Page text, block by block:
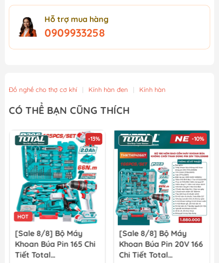
Hỗ trợ mua hàng
0909933258
Đồ nghề cho thợ cơ khí | Kính hàn đen | Kính hàn
CÓ THỂ BẠN CŨNG THÍCH
-13%
HOT
[Sale 8/8] Bộ Máy
Khoan Búa Pin 165 Chi
Tiết Total
-10%
[Sale 8/8] Bộ Máy
Khoan Búa Pin 20V 166
Chi Tiết Total